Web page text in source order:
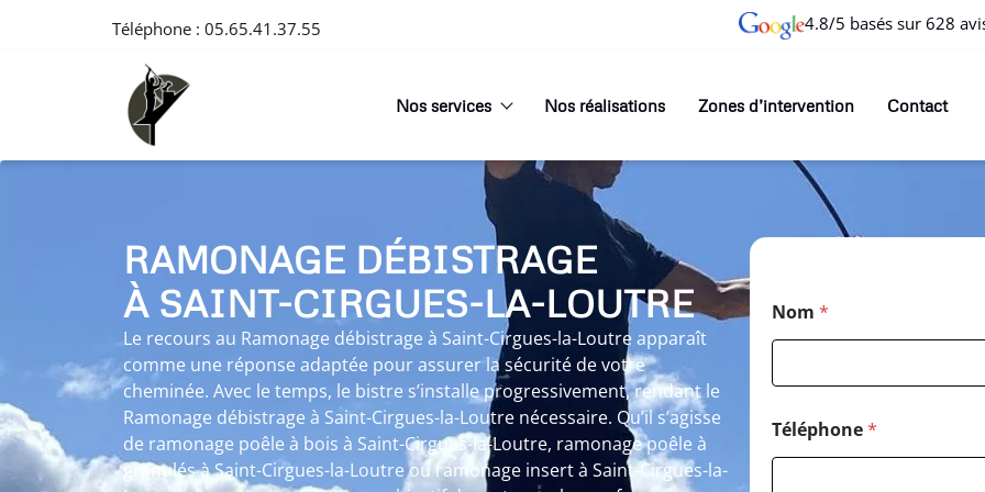
Téléphone : 05.65.41.37.55 4.8/5 basés sur 628
Nos services Nos réalisations Zones d’intervention Contact
RAMONAGE DÉBISTRAGE
À SAINT-CIRGUES-LA-LOUTRE
Le recours au Ramonage débistrage à Saint-Cirgues-la-Loutre apparaît
comme une réponse adaptée pour assurer la sécurité de votre
cheminée. Avec le temps, le bistre s’installe progressivement, rendant le
Ramonage débistrage à Saint-Cirgues-la-Loutre nécessaire. Qu’il s’agisse
de ramonage poêle à bois à Saint-Cirgues-la-Loutre, ramonage poêle à
granulés à Saint-Cirgues-la-Loutre ou ramonage insert à Saint-Cirgues-la-
Nom *
Téléphone*